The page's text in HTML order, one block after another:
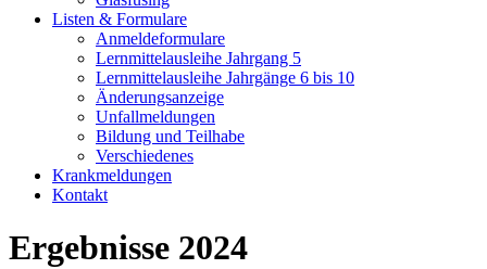
Listen & Formulare
Anmeldeformulare
Lernmittelausleihe Jahrgang 5
Lernmittelausleihe Jahrgänge 6 bis 10
Änderungsanzeige
Unfallmeldungen
Bildung und Teilhabe
Verschiedenes
Krankmeldungen
Kontakt
Ergebnisse 2024